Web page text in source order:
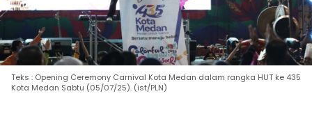
Teks : Opening Ceremony Carnival Kota Medan dalam rangka HUT ke 435
Kota Medan Sabtu (05/07/25). (ist/PLN)